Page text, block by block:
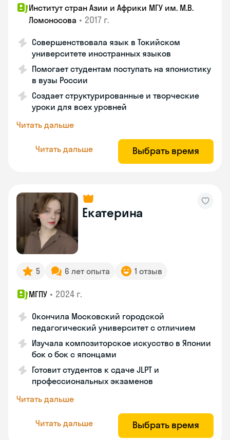
Институт стран Азии и Африки МГУ им. М.В.
Ломоносова • 2017 г.
Совершенствовала язык в Токийском
университете иностранных языков
Помогает студентам поступать на японистику
в вузы России
Создает структурированные и творческие
уроки для всех уровней
Читать дальше
Читать дальше Выбрать время
Екатерина
5 6 лет опыта 1 отзыв
МГПУ • 2024 г.
Окончила Московский городской
педагогический университет с отличием
Изучала композиторское искусство в Японии
бок о бок с японцами
Готовит студентов к сдаче JLPT и
профессиональных экзаменов
Читать дальше
Читать дальше Выбрать время